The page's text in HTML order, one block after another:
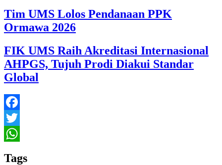
Tim UMS Lolos Pendanaan PPK
Ormawa 2026
FIK UMS Raih Akreditasi Internasional
AHPGS, Tujuh Prodi Diakui Standar
Global
Facebook
Twitter
Tags